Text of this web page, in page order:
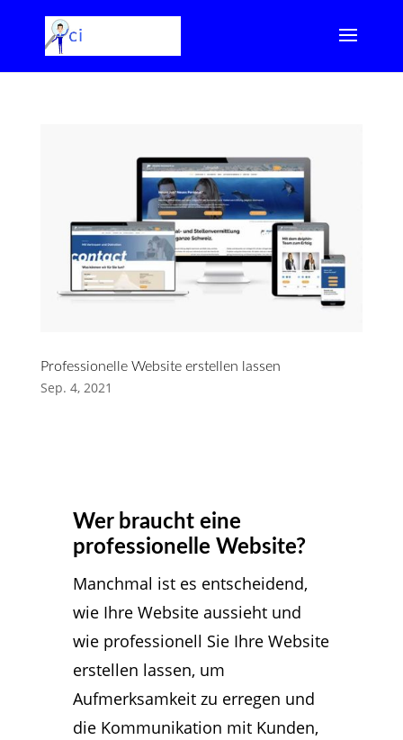
Professionelle Website erstellen lassen
Sep. 4, 2021
Wer braucht eine
professionelle Website?
Manchmal ist es entscheidend,
wie Ihre Website aussieht und
wie professionell Sie Ihre Website
erstellen lassen, um
Aufmerksamkeit zu erregen und
die Kommunikation mit Kunden,